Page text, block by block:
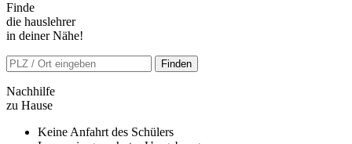
Finde
die hauslehrer
in deiner Nähe!
Nachhilfe
zu Hause
Keine Anfahrt des Schülers